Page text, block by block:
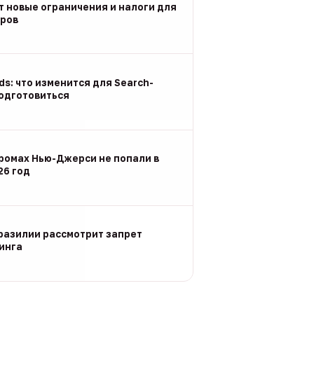
новые ограничения и налоги для
что изменится для Search-
Нью-Джерси не попали в
год
рассмотрит запрет